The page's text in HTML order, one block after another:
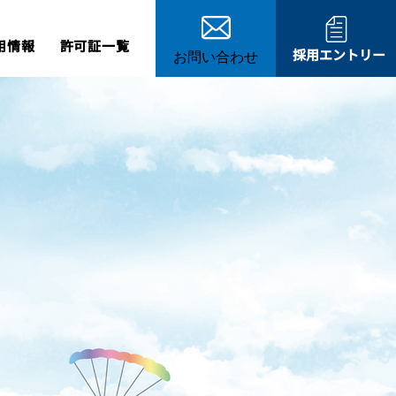
情報 許可証一覧
お問い合わせ 採用エントリー